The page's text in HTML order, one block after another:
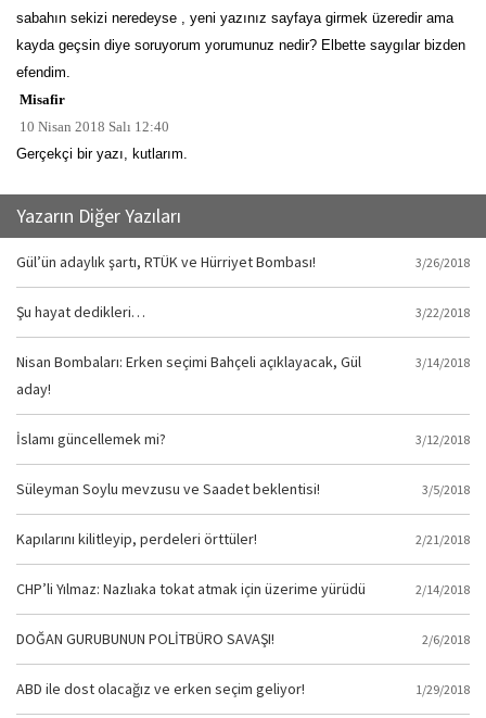
sabahın sekizi neredeyse , yeni yazınız sayfaya girmek üzeredir ama
kayda geçsin diye soruyorum yorumunuz nedir? Elbette saygılar bizden
efendim.
Misafir
10 Nisan 2018 Salı 12:40
Gerçekçi bir yazı, kutlarım.
Yazarın Diğer Yazıları
Gül’ün adaylık şartı, RTÜK ve Hürriyet Bombası! 3/26/2018
Şu hayat dedikleri… 3/22/2018
Nisan Bombaları: Erken seçimi Bahçeli açıklayacak, Gül
aday!
3/14/2018
İslamı güncellemek mi? 3/12/2018
Süleyman Soylu mevzusu ve Saadet beklentisi! 3/5/2018
Kapılarını kilitleyip, perdeleri örttüler! 2/21/2018
CHP’li Yılmaz: Nazlıaka tokat atmak için üzerime yürüdü 2/14/2018
DOĞAN GURUBUNUN POLİTBÜRO SAVAŞI! 2/6/2018
ABD ile dost olacağız ve erken seçim geliyor! 1/29/2018